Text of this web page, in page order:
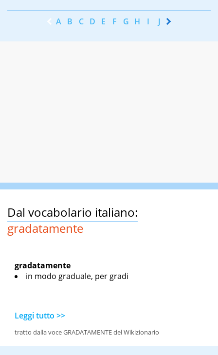
A B C D E F G H I J K
Dal vocabolario italiano:
gradatamente
gradatamente
in modo graduale, per gradi
Leggi tutto >>
tratto dalla voce GRADATAMENTE del Wikizionario